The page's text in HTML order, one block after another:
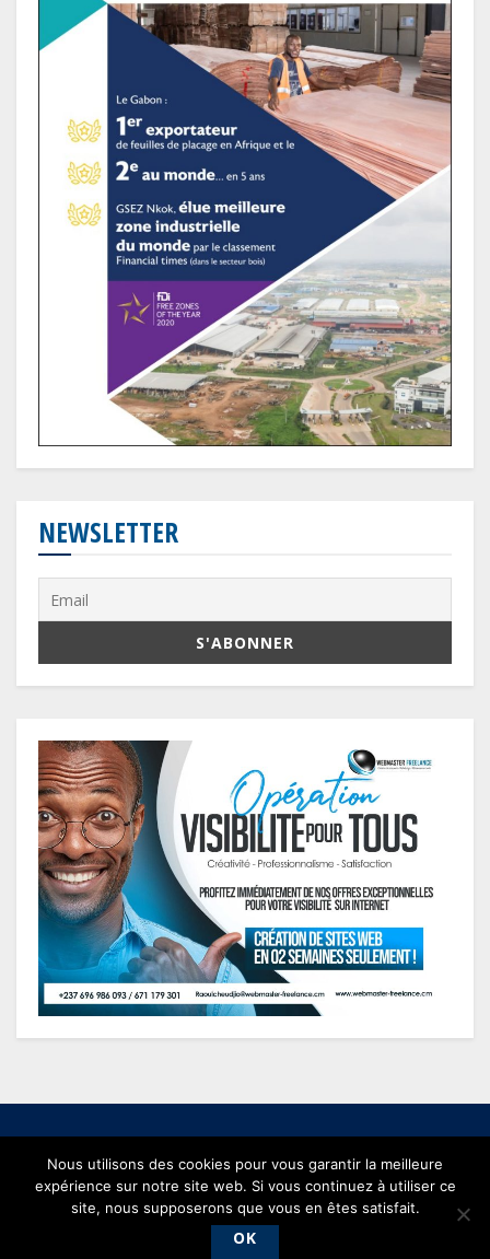
NEWSLETTER
© 2021 conjonctureseconomiques.com - Powered byWebmaster
Nous utilisons des cookies pour vous garantir la meilleure
expérience sur notre site web. Si vous continuez à utiliser ce
site, nous supposerons que vous en êtes satisfait.
OK